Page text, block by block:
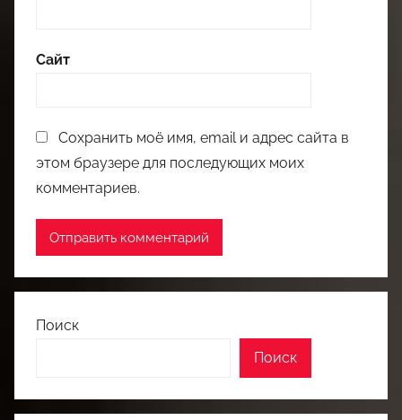
Сайт
Сохранить моё имя, email и адрес сайта в
этом браузере для последующих моих
комментариев.
Поиск
Поиск